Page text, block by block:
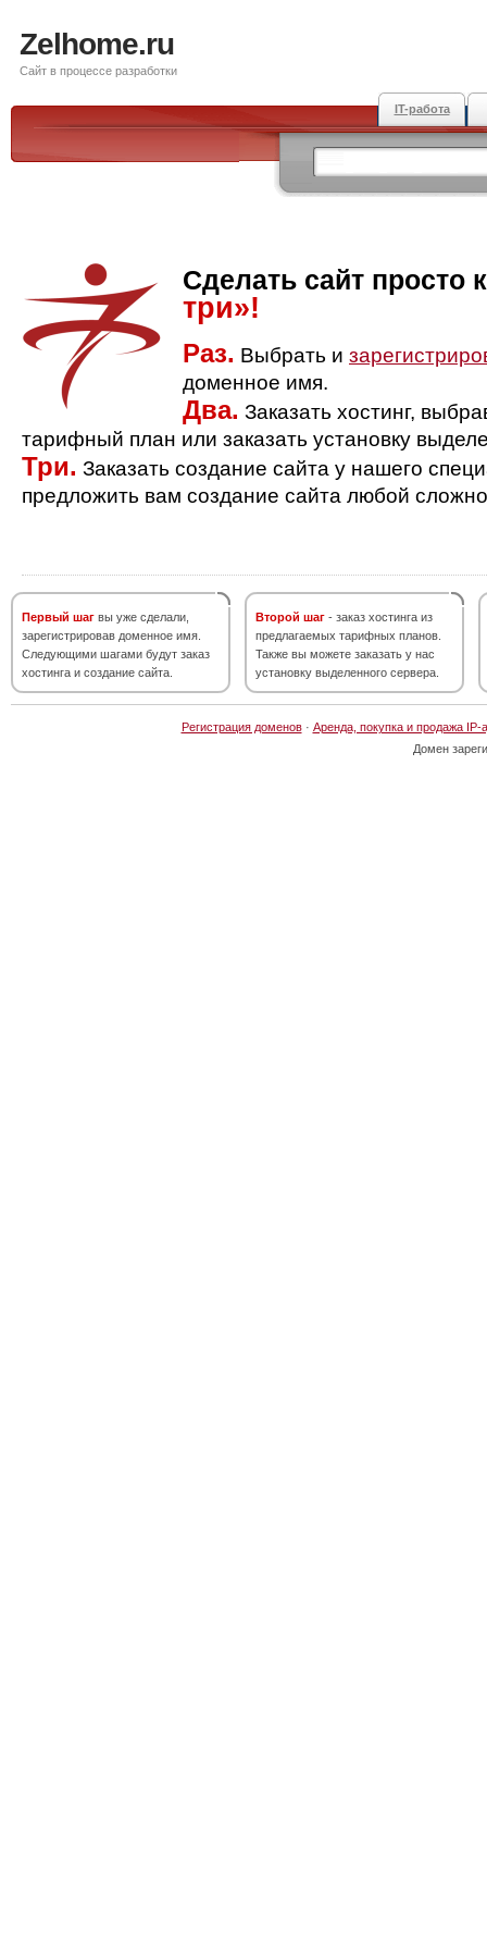
Zelhome.ru
Сайт в процессе разработки
IT-работа
Сделать сайт просто
три»!
Раз. Выбрать и
доменное имя.
Два. Заказать хостинг,
тарифный план или заказать установку
Три. Заказать создание сайта у нашего
предложить вам создание сайта любой
Первый шаг вы уже сделали,
зарегистрировав доменное имя.
Следующими шагами будут заказ
хостинга и создание сайта.
Второй шаг - заказ хостинга из
предлагаемых тарифных планов.
Также вы можете заказать у нас
установку выделенного сервера.
Регистрация доменов· Аренда, покупка и продажа IP-
Домен